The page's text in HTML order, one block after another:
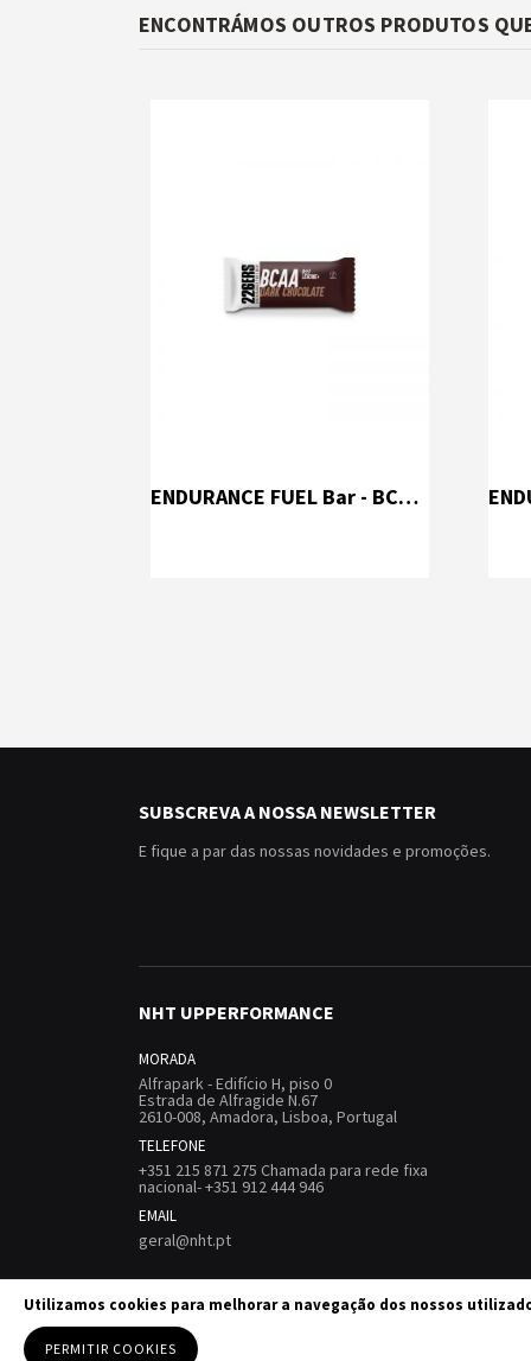
Utilizamos cookies para melhorar a navegação dos nossos
PERMITIR COOKIES
ENCONTRÁMOS OUTROS PRODUTOS
ENDURANCE FUEL Bar - BCAAs (60 g)
SUBSCREVA A NOSSA NEWSLETTER
E fique a par das nossas novidades e promoções.
NHT UPPERFORMANCE
MORADA
Alfrapark - Edifício H, piso 0
Estrada de Alfragide N.67
2610-008, Amadora, Lisboa, Portugal
TELEFONE
+351 215 871 275 Chamada para rede fixa
nacional- +351 912 444 946
EMAIL
geral@nht.pt
Termos e